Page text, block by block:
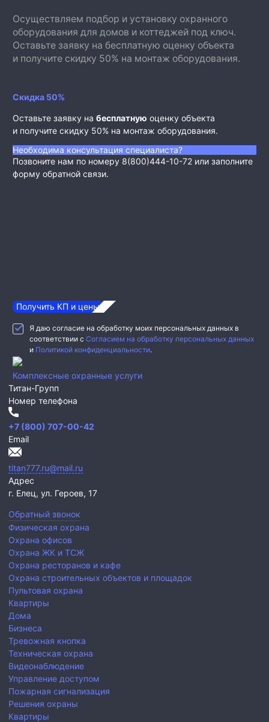
Осуществляем подбор и установку охранного
оборудования для домов и коттеджей под ключ.
Оставьте заявку на бесплатную оценку объекта
и получите скидку 50% на монтаж оборудования.
Скидка 50%
Оставьте заявку на бесплатную оценку объекта
и получите скидку 50% на монтаж оборудования.
Необходима консультация специалиста?
Позвоните нам по номеру 8(800)444-10-72 или заполните
форму обратной связи.
Получить КП и цены
Я даю согласие на обработку моих персональных данных в
соответствии с Согласием на обработку персональных данных
и Политикой конфиденциальности.
Комплексные охранные услуги
Титан-Групп
Номер телефона
+7 (800) 707-00-42
Email
titan777.ru@mail.ru
Адрес
г. Елец, ул. Героев, 17
Обратный звонок
Физическая охрана
Охрана офисов
Охрана ЖК и ТСЖ
Охрана ресторанов и кафе
Охрана строительных объектов и площадок
Пультовая охрана
Квартиры
Дома
Бизнеса
Тревожная кнопка
Техническая охрана
Видеонаблюдение
Управление доступом
Пожарная сигнализация
Решения охраны
Квартиры